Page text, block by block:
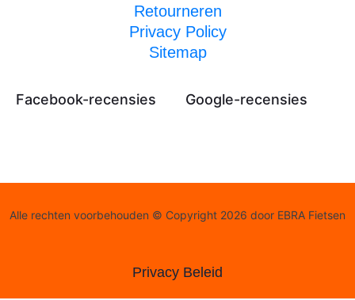
Retourneren
Privacy Policy
Sitemap
Facebook-recensies Google-recensies
Alle rechten voorbehouden © Copyright 2026 door EBRA Fietsen
Privacy Beleid